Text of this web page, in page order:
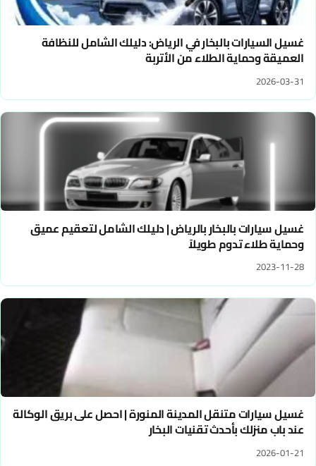
غسيل السيارات بالبخار في الرياض: دليلك الشامل للنظافة
العميقة وحماية الطلاء من الأتربة
2026-03-31
غسيل سيارات بالبخار بالرياض | دليلك الشامل لتعقيم عميق
وحماية طلاء تدوم طويلاً
2023-11-28
غسيل سيارات متنقل المدينة المنورة | احصل على بريق الوكالة
عند باب منزلك بأحدث تقنيات البخار
2026-01-21